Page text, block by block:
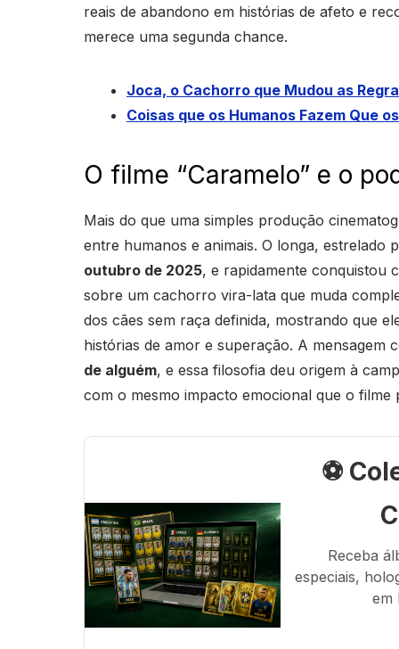
reais de abandono em histórias de afeto e
merece uma segunda chance.
Joca, o Cachorro que Mudou as
Coisas que os Humanos Fazem Que
O filme “Caramelo” e o
Mais do que uma simples produção
entre humanos e animais. O longa, estrelado
outubro de 2025, e rapidamente conquistou
sobre um cachorro vira-lata que muda
dos cães sem raça definida, mostrando que
histórias de amor e superação. A mensagem
de alguém, e essa filosofia deu origem à
com o mesmo impacto emocional que o filme
⚽
Receba
especiais,
em